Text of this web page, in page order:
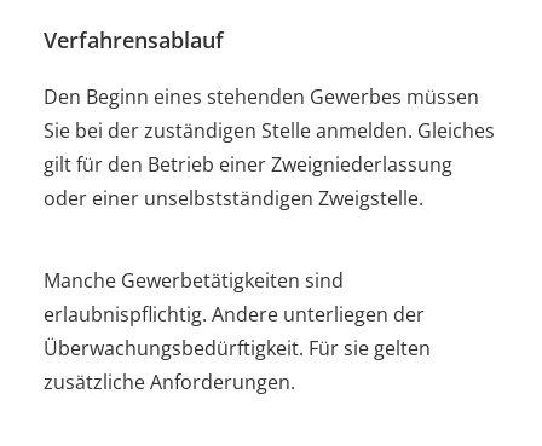
Verfahrensablauf
Den Beginn eines stehenden Gewerbes müssen
Sie bei der zuständigen Stelle anmelden. Gleiches
gilt für den Betrieb einer Zweigniederlassung
oder einer unselbstständigen Zweigstelle.
Manche Gewerbetätigkeiten sind
erlaubnispflichtig. Andere unterliegen der
Überwachungsbedürftigkeit. Für sie gelten
zusätzliche Anforderungen.